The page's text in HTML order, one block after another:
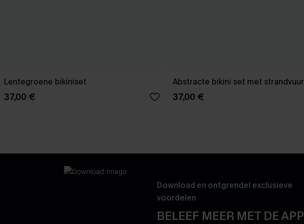
Lentegroene bikiniset
37,00 €
Abstracte bikini set met strandvuur
37,00 €
Download en ontgrendel exclusieve
voordelen
BELEEF MEER MET DE APP